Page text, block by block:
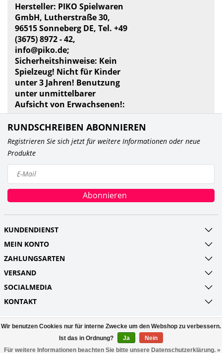
Hersteller: PIKO Spielwaren
GmbH, Lutherstraße 30,
96515 Sonneberg DE, Tel. +49
(3675) 8972 - 42,
info@piko.de;
Sicherheitshinweise: Kein
Spielzeug! Nicht für Kinder
unter 3 Jahren! Benutzung
unter unmittelbarer
Aufsicht von Erwachsenen!:
RUNDSCHREIBEN ABONNIEREN
Registrieren Sie sich jetzt für weitere Informationen oder neue
Produkte
Abonnieren
KUNDENDIENST
MEIN KONTO
ZAHLUNGSARTEN
VERSAND
SOCIALMEDIA
KONTAKT
© Copyright 2026 Railroads and more UG
(haftungsbeschränkt) Powered byLightspeed
All rights reserved byInStijl Media
Wir benutzen Cookies nur für interne Zwecke um den Webshop zu verbessern.
Ist das in Ordnung?
Ja
Nein
Für weitere Informationen beachten Sie bitte unsere Datenschutzerklärung. »